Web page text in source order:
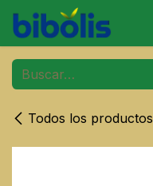
Ir al contenido
Todos los productos